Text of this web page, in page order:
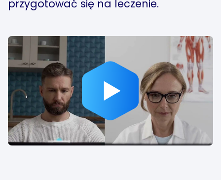
przygotować się na leczenie.